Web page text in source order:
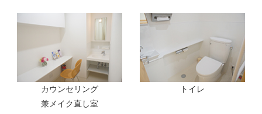
カウンセリング
兼メイク直し室
トイレ